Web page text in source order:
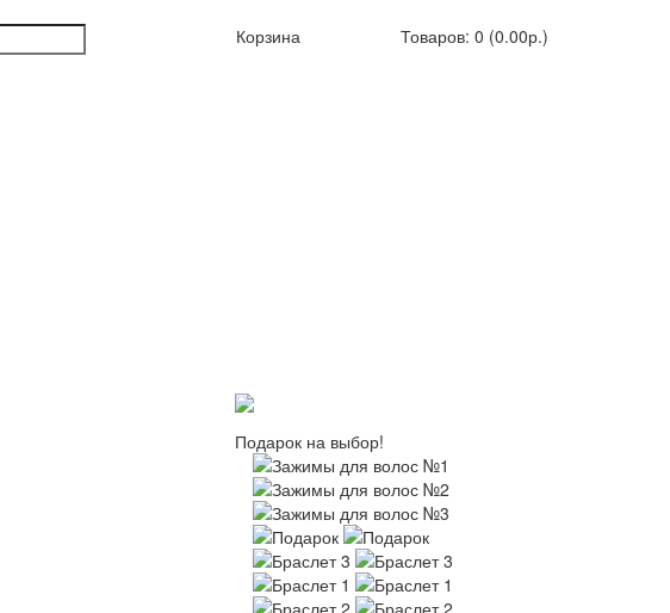
Корзина Товаров: 0 (0.00р.)
Подарок на выбор!